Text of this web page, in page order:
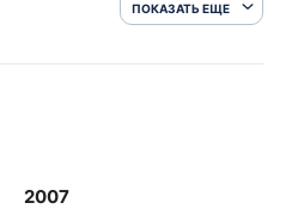
ПОКАЗАТЬ ЕЩЕ
2007